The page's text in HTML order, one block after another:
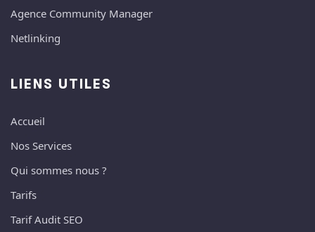
Agence Community Manager
Netlinking
LIENS UTILES
Accueil
Nos Services
Qui sommes nous ?
Tarifs
Tarif Audit SEO